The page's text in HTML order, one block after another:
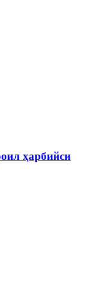
ҳарбийси